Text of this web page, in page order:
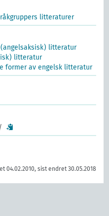
litteraturer
(angelsaksisk) litteratur
litteratur
former av engelsk litteratur
04.02.2010, sist endret 30.05.2018